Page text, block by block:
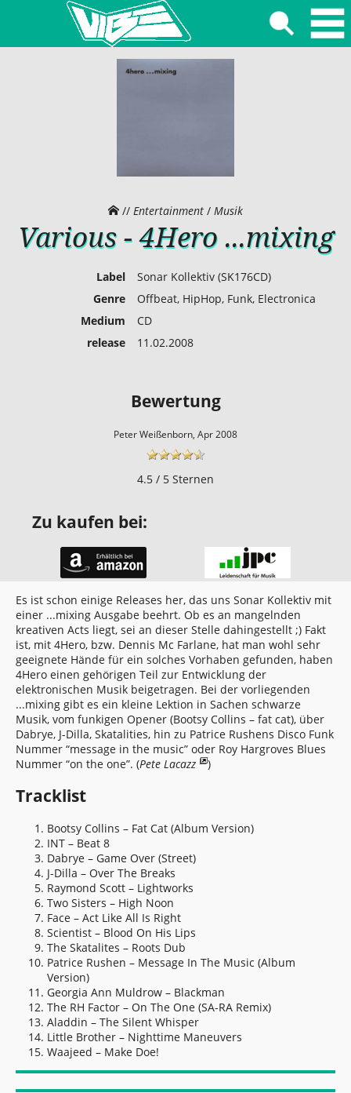
// Entertainment / Musik
Various - 4Hero ...mixing
Label
Sonar Kollektiv (SK176CD)
Genre
Offbeat, HipHop, Funk, Electronica
Medium
CD
release
11.02.2008
Bewertung
Peter Weißenborn, Apr 2008
4.5 / 5 Sternen
Zu kaufen bei:
Es ist schon einige Releases her, das uns Sonar Kollektiv mit
einer ...mixing Ausgabe beehrt. Ob es an mangelnden
kreativen Acts liegt, sei an dieser Stelle dahingestellt ;) Fakt
ist, mit 4Hero, bzw. Dennis Mc Farlane, hat man wohl sehr
geeignete Hände für ein solches Vorhaben gefunden, haben
4Hero einen gehörigen Teil zur Entwicklung der
elektronischen Musik beigetragen. Bei der vorliegenden
...mixing gibt es ein kleine Lektion in Sachen schwarze
Musik, vom funkigen Opener (Bootsy Collins – fat cat), über
Dabrye, J-Dilla, Skatalities, hin zu Patrice Rushens Disco Funk
Nummer “message in the music” oder Roy Hargroves Blues
Nummer “on the one”. (Pete Lacazz )
Tracklist
Bootsy Collins – Fat Cat (Album Version)
INT – Beat 8
Dabrye – Game Over (Street)
J-Dilla – Over The Breaks
Raymond Scott – Lightworks
Two Sisters – High Noon
Face – Act Like All Is Right
Scientist – Blood On His Lips
The Skatalites – Roots Dub
Patrice Rushen – Message In The Music (Album
Version)
Georgia Ann Muldrow – Blackman
The RH Factor – On The One (SA-RA Remix)
Aladdin – The Silent Whisper
Little Brother – Nighttime Maneuvers
Waajeed – Make Doe!